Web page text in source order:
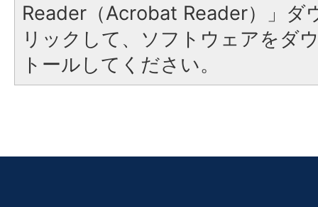
Reader（Acrobat Reader）」ダ
リックして、ソフトウェアをダ
トールしてください。